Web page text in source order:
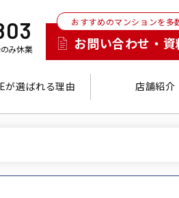
み休業
おすすめのマンションを多
お問い合わせ・
が選ばれる理由 店舗紹介